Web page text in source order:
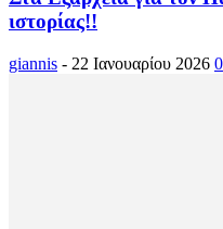
ιστορίας!!
giannis - 22 Ιανουαρίου 2026 0